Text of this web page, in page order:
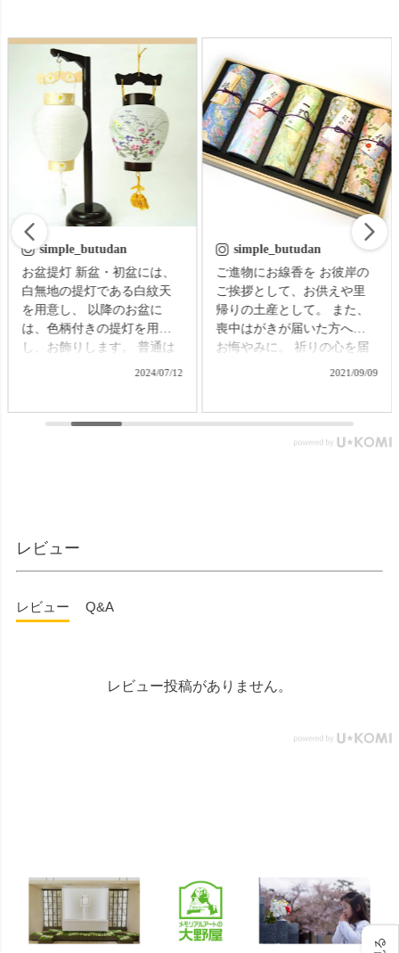
simple_butudan
お盆提灯 新盆・初盆には、
白無地の提灯である白紋天
を用意し、 以降のお盆に
は、色柄付きの提灯を用意
し、お飾りします。 普通は
それぞれの提灯を別に準備
そんなお困りごとにお応え
@simple_butudan ■メモリア
ルギャラリー国分寺店 東京
ール国分寺ビル ■メモリアル
数珠 #念珠 #線香 #ローソク
2024/07/12
simple_butudan
ご進物にお線香を お彼岸の
ご挨拶として、お供えや里
帰りの土産として。 また、
喪中はがきが届いた方への
お悔やみに。 祈りの心を届
ける贈り物で、故人をしの
らべ 桜/一葉/紅梅/椿（甘・
優）5本入（桐箱） ▼メモリ
2021/09/09
レビュー
レビュー Q&A
レビュー投稿がありません。